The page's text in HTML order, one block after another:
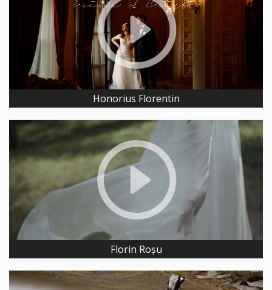
Honorius Florentin
Florin Roșu